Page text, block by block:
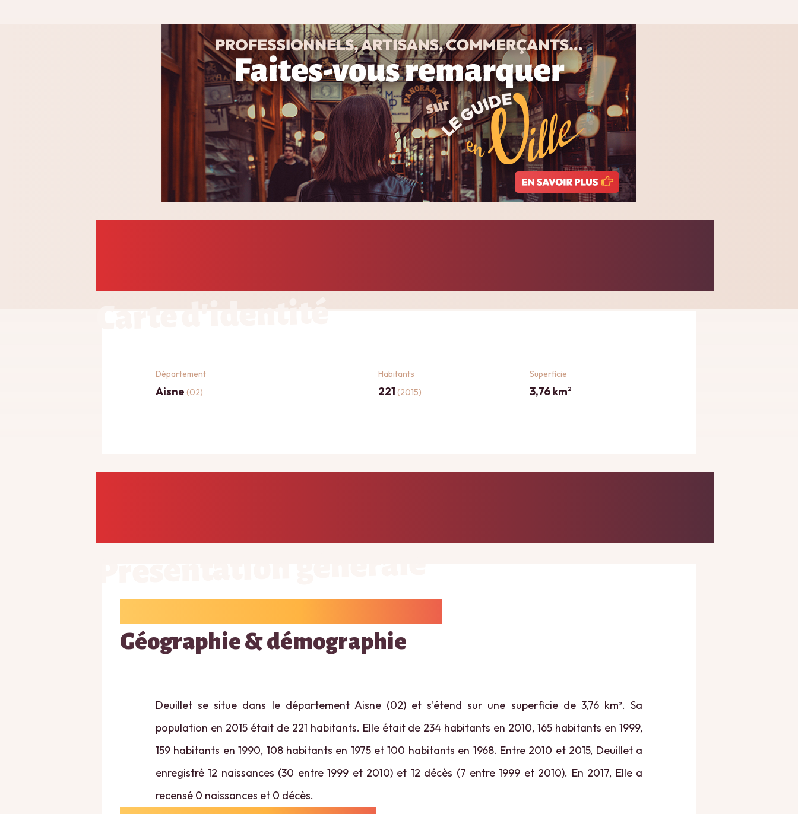
Carte d'identité
Département
Aisne (02)
Habitants
221 (2015)
Superficie
3,76 km2
Géographie & démographie
Deuillet se situe dans le département Aisne (02) et s'étend sur une superficie de 3,76 km². Sa
population en 2015 était de 221 habitants. Elle était de 234 habitants en 2010, 165 habitants en 1999,
159 habitants en 1990, 108 habitants en 1975 et 100 habitants en 1968. Entre 2010 et 2015, Deuillet a
enregistré 12 naissances (30 entre 1999 et 2010) et 12 décès (7 entre 1999 et 2010). En 2017, Elle a
recensé 0 naissances et 0 décès.